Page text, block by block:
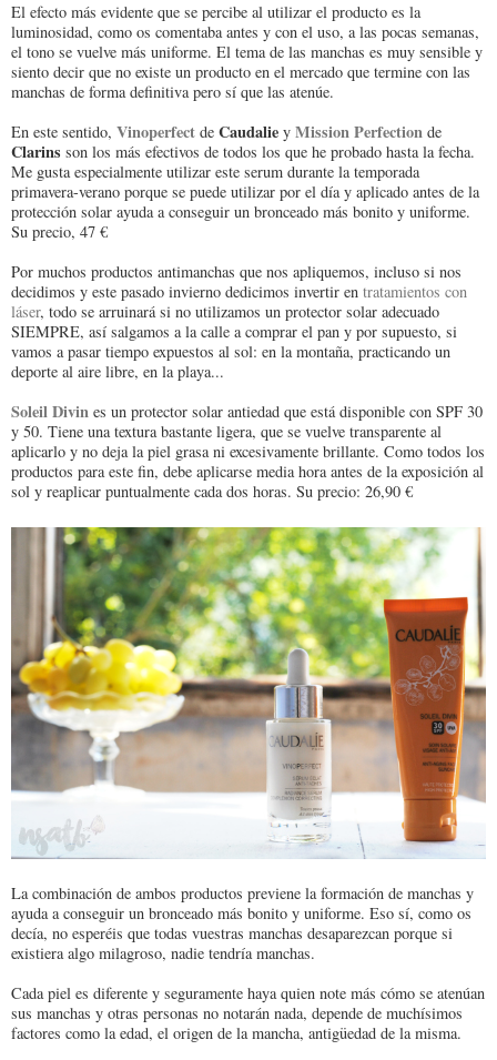
El efecto más evidente que se percibe al utilizar el producto es la
luminosidad, como os comentaba antes y con el uso, a las pocas semanas,
el tono se vuelve más uniforme. El tema de las manchas es muy sensible y
siento decir que no existe un producto en el mercado que termine con las
manchas de forma definitiva pero sí que las atenúe.
En este sentido, Vinoperfect de Caudalie y Mission Perfection de
Clarins son los más efectivos de todos los que he probado hasta la fecha.
Me gusta especialmente utilizar este serum durante la temporada
primavera-verano porque se puede utilizar por el día y aplicado antes de la
protección solar ayuda a conseguir un bronceado más bonito y uniforme.
Su precio, 47 €
Por muchos productos antimanchas que nos apliquemos, incluso si nos
decidimos y este pasado invierno dedicimos invertir en tratamientos con
láser, todo se arruinará si no utilizamos un protector solar adecuado
SIEMPRE, así salgamos a la calle a comprar el pan y por supuesto, si
vamos a pasar tiempo expuestos al sol: en la montaña, practicando un
deporte al aire libre, en la playa...
Soleil Divin es un protector solar antiedad que está disponible con SPF 30
y 50. Tiene una textura bastante ligera, que se vuelve transparente al
aplicarlo y no deja la piel grasa ni excesivamente brillante. Como todos los
productos para este fin, debe aplicarse media hora antes de la exposición al
sol y reaplicar puntualmente cada dos horas. Su precio: 26,90 €
La combinación de ambos productos previene la formación de manchas y
ayuda a conseguir un bronceado más bonito y uniforme. Eso sí, como os
decía, no esperéis que todas vuestras manchas desaparezcan porque si
existiera algo milagroso, nadie tendría manchas.
Cada piel es diferente y seguramente haya quien note más cómo se atenúan
sus manchas y otras personas no notarán nada, depende de muchísimos
factores como la edad, el origen de la mancha, antigüedad de la misma.